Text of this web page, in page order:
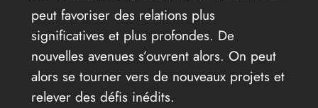
peut favoriser des relations plus
significatives et plus profondes. De
nouvelles avenues s’ouvrent alors. On peut
alors se tourner vers de nouveaux projets et
relever des défis inédits.